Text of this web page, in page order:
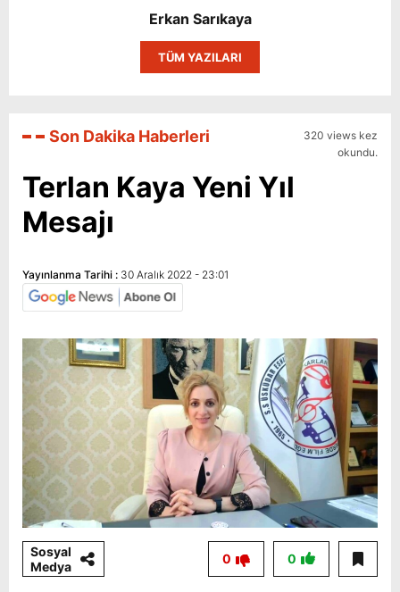
Erkan Sarıkaya
TÜM YAZILARI
Son Dakika Haberleri
320 views kez
okundu.
Terlan Kaya Yeni Yıl
Mesajı
Yayınlanma Tarihi : 30 Aralık 2022 - 23:01
Sosyal
Medya
0
0